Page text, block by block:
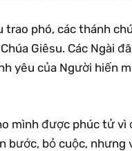
trao phó, các thánh
Giêsu. Các Ngài
yêu của Người hiến
mình được phúc tử vì
bước, bỏ cuộc, nhưng